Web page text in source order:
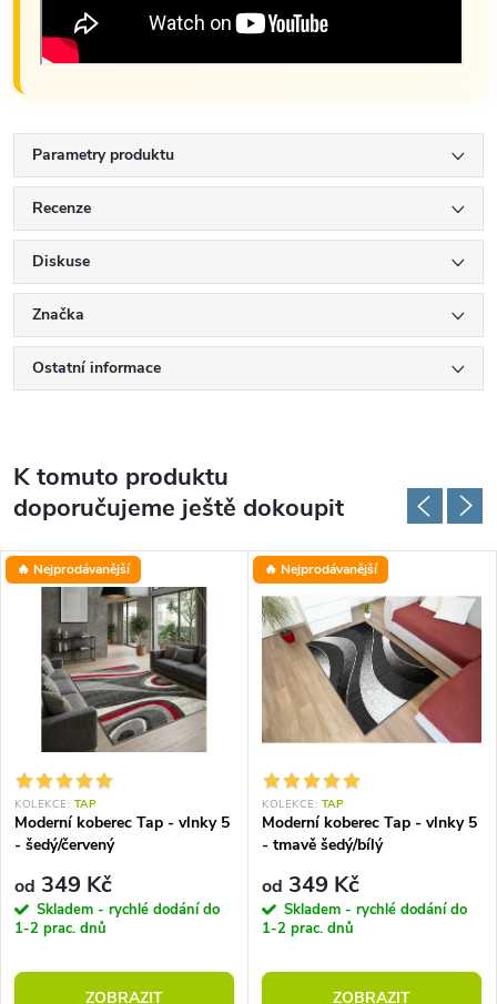
Parametry produktu
Recenze
Diskuse
Značka
Ostatní informace
K tomuto produktu
doporučujeme ještě dokoupit
🔥 Nejprodávanější
KOLEKCE: TAP
Moderní koberec Tap - vlnky 5
- šedý/červený
od 349 Kč
Skladem - rychlé dodání do
1-2 prac. dnů
ZOBRAZIT
🔥 Nejprodávanější
KOLEKCE: TAP
Moderní koberec Tap - vlnky 5
- tmavě šedý/bílý
od 349 Kč
Skladem - rychlé dodání do
1-2 prac. dnů
ZOBRAZIT